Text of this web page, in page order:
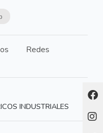
Redes
INDUSTRIALES